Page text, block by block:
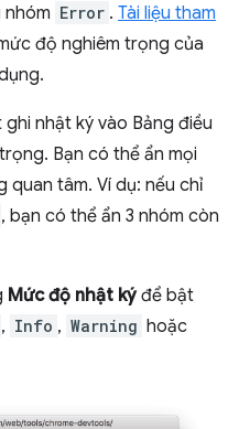
Error . Tài liệu tham
độ nghiêm trọng của
nhật ký vào Bảng điều
Bạn có thể ẩn mọi
quan tâm. Ví dụ: nếu chỉ
, bạn có thể ẩn 3 nhóm còn
Mức độ nhật kýđể bật
, Info , Warning hoặc